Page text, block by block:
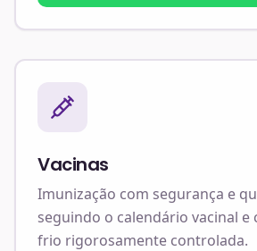
Vacinas
Imunização com segurança e
seguindo o calendário vacinal e
frio rigorosamente controlada.